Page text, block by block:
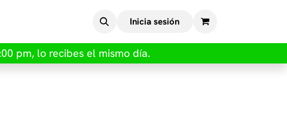
Inicia sesión
pm, lo recibes el mismo día.